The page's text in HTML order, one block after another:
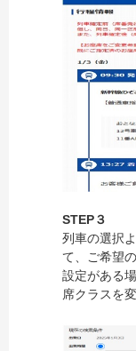
STEP３
列車の選択
て、ご希望
設定がある
席クラスを